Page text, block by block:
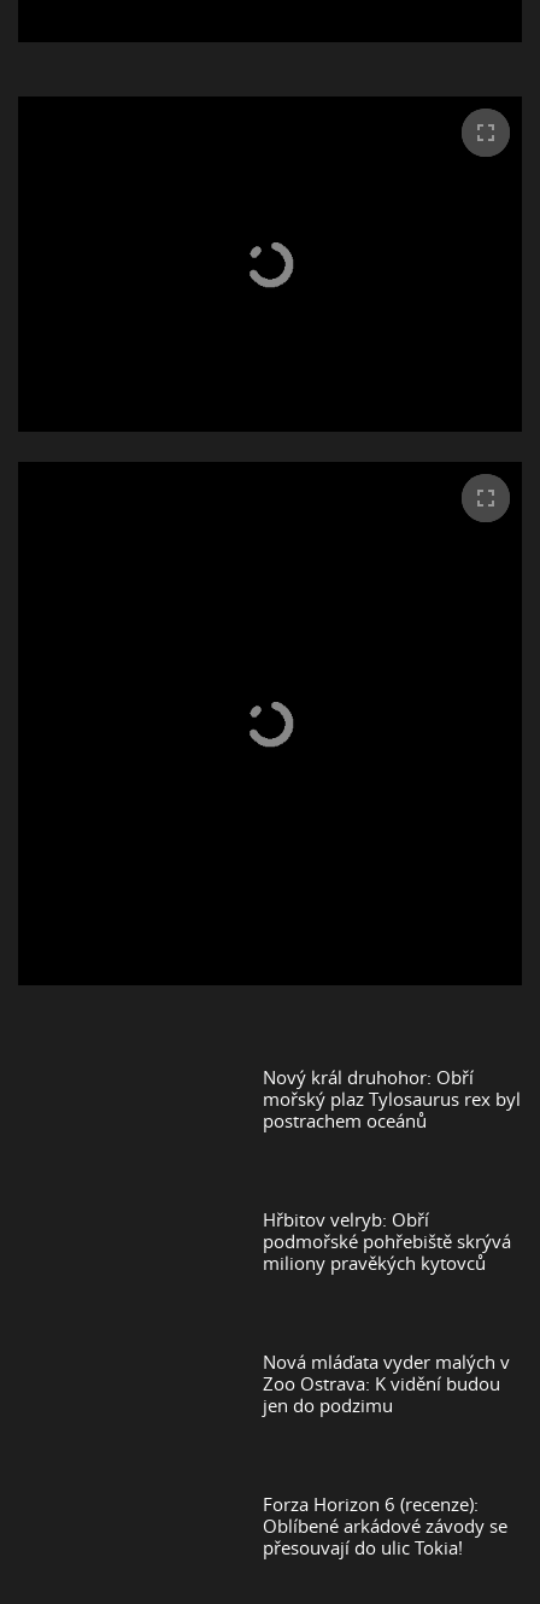
Nový král druhohor: Obří
mořský plaz Tylosaurus rex byl
postrachem oceánů
Hřbitov velryb: Obří
podmořské pohřebiště skrývá
miliony pravěkých kytovců
Nová mláďata vyder malých v
Zoo Ostrava: K vidění budou
jen do podzimu
Forza Horizon 6 (recenze):
Oblíbené arkádové závody se
přesouvají do ulic Tokia!